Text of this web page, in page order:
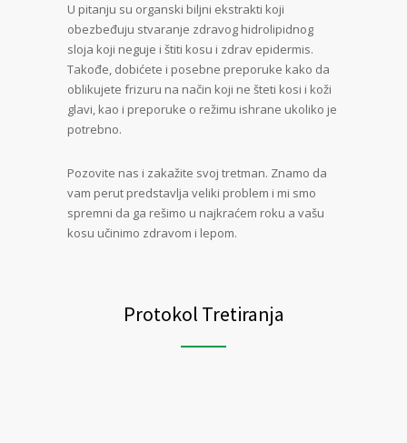
U pitanju su organski biljni ekstrakti koji
obezbeđuju stvaranje zdravog hidrolipidnog
sloja koji neguje i štiti kosu i zdrav epidermis.
Takođe, dobićete i posebne preporuke kako da
oblikujete frizuru na način koji ne šteti kosi i koži
glavi, kao i preporuke o režimu ishrane ukoliko je
potrebno.
Pozovite nas i zakažite svoj tretman. Znamo da
vam perut predstavlja veliki problem i mi smo
spremni da ga rešimo u najkraćem roku a vašu
kosu učinimo zdravom i lepom.
Protokol Tretiranja